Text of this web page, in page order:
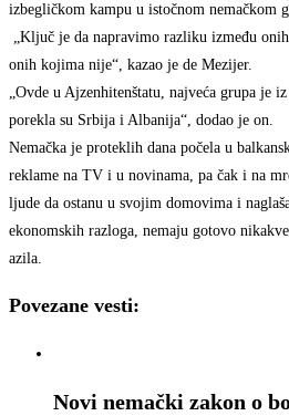
izbegličkom kampu u istočnom nemačkom
„Ključ je da napravimo razliku između
onih kojima nije“, kazao je de Mezijer.
„Ovde u Ajzenhitenštatu, najveća grupa je
porekla su Srbija i Albanija“, dodao je on.
Nemačka je proteklih dana počela u
reklame na TV i u novinama, pa čak i na
ljude da ostanu u svojim domovima i
ekonomskih razloga, nemaju gotovo
azila.
Povezane vesti:
Novi nemački zakon o